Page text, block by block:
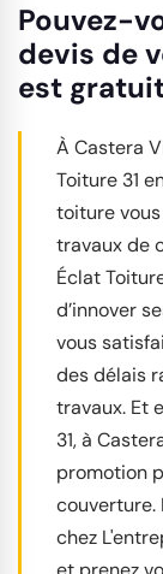
Pouvez-
devis de
est
À Castera
Toiture 31
toiture
travaux de
Éclat
d’innover
vous
des délais
travaux. Et
31, à
promotion
couverture.
chez